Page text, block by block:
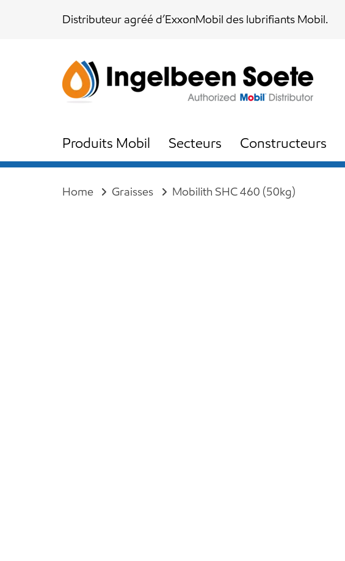
Distributeur agréé d’ExxonMobil des lubrifiants Mobil.
Produits Mobil Secteurs Constructeurs
Home Graisses Mobilith SHC 460 (50kg)